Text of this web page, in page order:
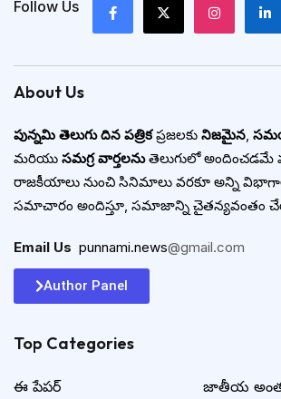
Follow Us
About Us
పున్నమి తెలుగు దిన పత్రికప్రజలకు నిజమైన,
మరియు సమగ్ర వార్తలనుతెలుగులో అందించడమే
రాజకీయాలు నుంచి సినిమాలు వరకూ అన్ని
సమాచారం అందిస్తూ, సమాజాన్ని చైతన్యవంతం
Email Us punnami.news@gmail.com
Author Panel
Top Categories​
ఈ పేపర్ జాతీయ